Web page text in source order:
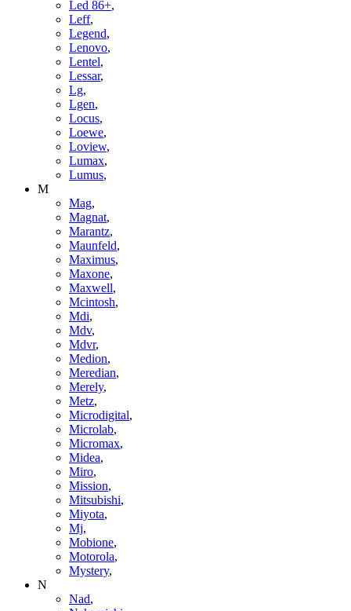
Led 86+,
Leff,
Legend,
Lenovo,
Lentel,
Lessar,
Lg,
Lgen,
Locus,
Loewe,
Loview,
Lumax,
Lumus,
M
Mag,
Magnat,
Marantz,
Maunfeld,
Maximus,
Maxone,
Maxwell,
Mcintosh,
Mdi,
Mdv,
Mdvr,
Medion,
Meredian,
Merely,
Metz,
Microdigital,
Microlab,
Micromax,
Midea,
Miro,
Mission,
Mitsubishi,
Miyota,
Mj,
Mobione,
Motorola,
Mystery,
N
Nad,